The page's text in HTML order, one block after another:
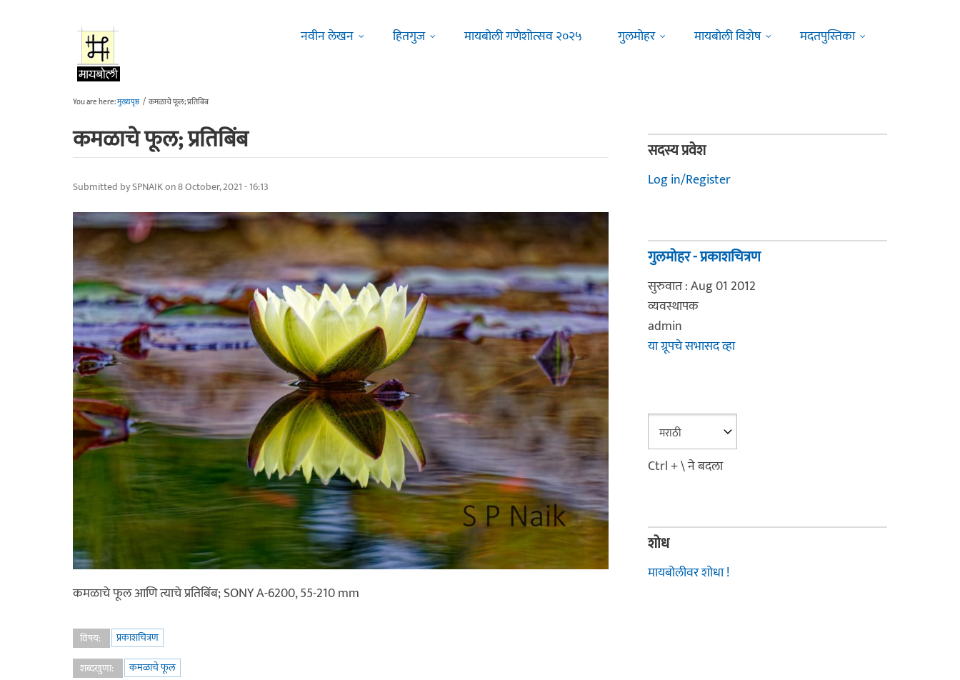
नवीन लेखन
हितगुज मायबोली गणेशोत्सव २०२५ गुलमोहर मायबोली विशेष मदतपुस्तिका
You are here:मुख्यपृष्ठ / कमळाचे फूल; प्रतिबिंब
कमळाचे फूल; प्रतिबिंब
Submitted bySPNAIKon 8 October, 2021 - 16:13
कमळाचे फूल आणि त्याचे प्रतिबिंब; SONY A-6200, 55-210 mm
विषय:
प्रकाशचित्रण
शब्दखुणा:
कमळाचे फूल
सदस्य प्रवेश
Log in/Register
गुलमोहर - प्रकाशचित्रण
सुरुवात : Aug 01 2012
व्यवस्थापक
admin
या ग्रूपचे सभासद व्हा
Ctrl + \ ने बदला
शोध
मायबोलीवर शोधा !